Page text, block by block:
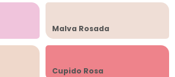
Malva Rosada
Cupido Rosa